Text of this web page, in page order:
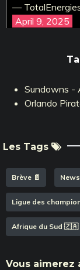
—
April 9, 2025
Sundowns -
Orlando
Les Tags
Brève 📄
Ligue des
Afrique du Sud 🇿🇦
Vous aimerez